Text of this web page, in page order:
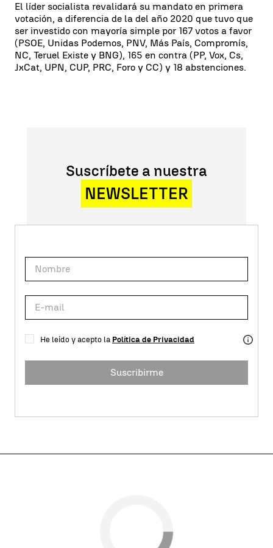
El líder socialista revalidará su mandato en primera
votación, a diferencia de la del año 2020 que tuvo que
ser investido con mayoría simple por 167 votos a favor
(PSOE, Unidas Podemos, PNV, Más País, Compromís,
NC, Teruel Existe y BNG), 165 en contra (PP, Vox, Cs,
JxCat, UPN, CUP, PRC, Foro y CC) y 18 abstenciones.
Suscríbete a nuestra
NEWSLETTER
He leído y acepto la Política de Privacidad
Suscribirme